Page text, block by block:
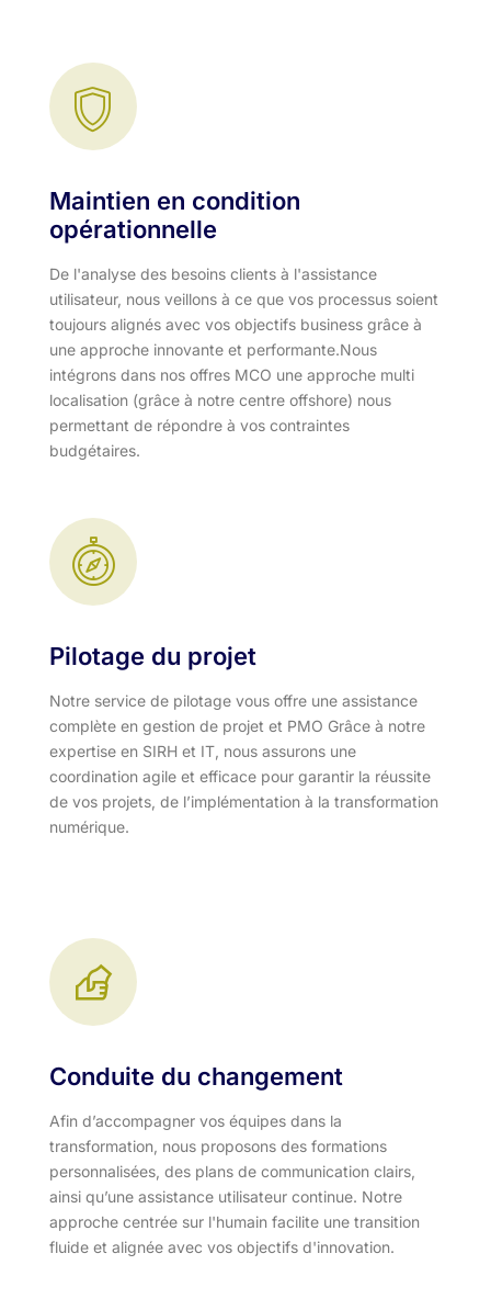
Maintien en condition
opérationnelle
De l'analyse des besoins clients à l'assistance
utilisateur, nous veillons à ce que vos processus soient
toujours alignés avec vos objectifs business grâce à
une approche innovante et performante.​ Nous
intégrons dans nos offres MCO une approche multi
localisation (grâce à notre centre offshore) nous
permettant de répondre à vos contraintes
budgétaires.
Pilotage du projet
Notre service de pilotage vous offre une assistance
complète en gestion de projet et PMO Grâce à notre
expertise en SIRH et IT, nous assurons une
coordination agile et efficace pour garantir la réussite
de vos projets, de l’implémentation à la transformation
numérique.
Conduite du changement
Afin d’accompagner vos équipes dans la
transformation, nous proposons des formations
personnalisées, des plans de communication clairs,
ainsi qu’une assistance utilisateur continue. Notre
approche centrée sur l'humain facilite une transition
fluide et alignée avec vos objectifs d'innovation.​